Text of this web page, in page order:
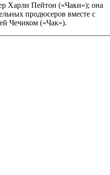
Харли Пейтон («Чаки»); она
продюсеров вместе с
Чечиком («Чак»).